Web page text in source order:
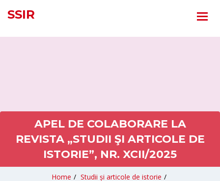
SSIR
APEL DE COLABORARE LA
REVISTA „STUDII ŞI ARTICOLE DE
ISTORIE”, NR. XCII/2025
Home / Studii și articole de istorie /